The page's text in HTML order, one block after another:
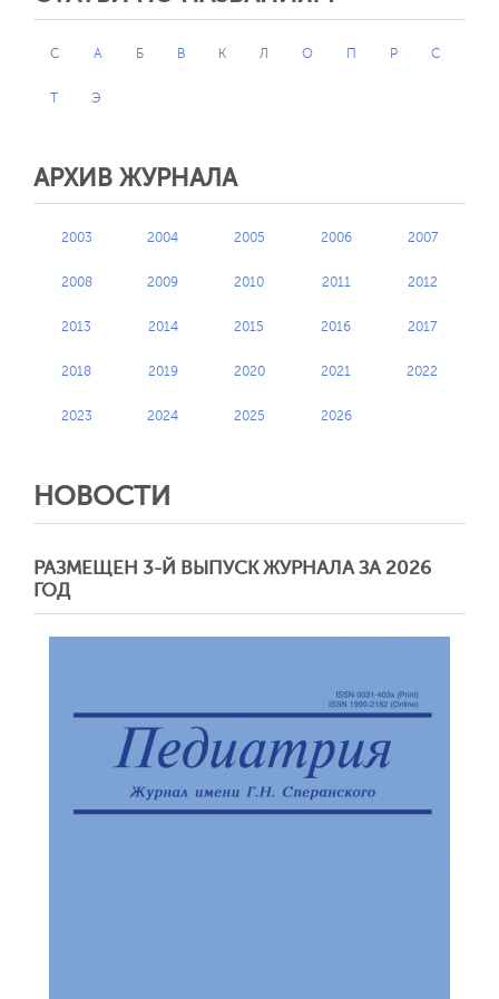
C А Б В К Л О П Р С
Т Э
АРХИВ ЖУРНАЛА
2003 2004 2005 2006 2007
2008 2009 2010 2011 2012
2013 2014 2015 2016 2017
2018 2019 2020 2021 2022
2023 2024 2025 2026
НОВОСТИ
РАЗМЕЩЕН 3-Й ВЫПУСК ЖУРНАЛА ЗА 2026
ГОД